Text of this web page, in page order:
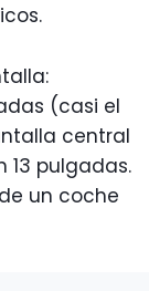
(casi el
central
pulgadas.
un coche